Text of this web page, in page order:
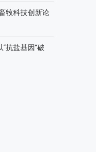
牧科技创新论
抗盐基因”破